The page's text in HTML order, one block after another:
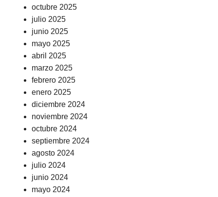
octubre 2025
julio 2025
junio 2025
mayo 2025
abril 2025
marzo 2025
febrero 2025
enero 2025
diciembre 2024
noviembre 2024
octubre 2024
septiembre 2024
agosto 2024
julio 2024
junio 2024
mayo 2024